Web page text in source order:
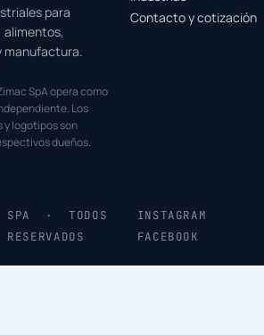
para
alimentos,
manufactura.
SpA opera como
Los
y logotipos son
dueños.
Contacto y cotización
SPA · TODOS
INSTAGRAM
FACEBOOK